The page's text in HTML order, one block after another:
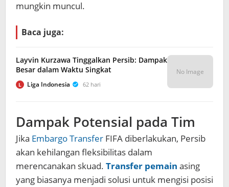
mungkin muncul.
Baca juga:
Layvin Kurzawa Tinggalkan Persib: Dampak
Besar dalam Waktu Singkat
L Liga Indonesia 62 hari
No Image
Dampak Potensial pada Tim
Jika Embargo Transfer FIFA diberlakukan, Persib
akan kehilangan fleksibilitas dalam
merencanakan skuad. Transfer pemain asing
yang biasanya menjadi solusi untuk mengisi posisi